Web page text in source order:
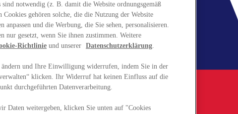
notwendig (z. B. damit die Website ordnungsgemäß
gehören solche, die die Nutzung der Website
anpassen und die Werbung, die Sie sehen, personalisieren.
nur gesetzt, wenn Sie ihnen zustimmen. Weitere
Richtlinie und unserer Datenschutzerklärung.
und Ihre Einwilligung widerrufen, indem Sie in der
klicken. Ihr Widerruf hat keinen Einfluss auf die
durchgeführten Datenverarbeitung.
Daten weitergeben, klicken Sie unten auf "Cookies